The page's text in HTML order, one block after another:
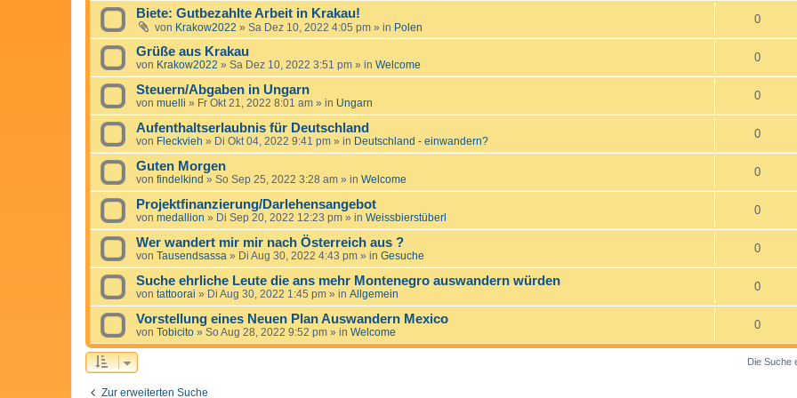
Biete: Gutbezahlte Arbeit in Krakau!
von Krakow2022 » Sa Dez 10, 2022 4:05 pm » in Polen
0
Grüße aus Krakau
von Krakow2022 » Sa Dez 10, 2022 3:51 pm » in Welcome
0
Steuern/Abgaben in Ungarn
von muelli » Fr Okt 21, 2022 8:01 am » in Ungarn
0
Aufenthaltserlaubnis für Deutschland
von Fleckvieh » Di Okt 04, 2022 9:41 pm » in Deutschland - einwandern?
0
Guten Morgen
von findelkind » So Sep 25, 2022 3:28 am » in Welcome
0
Projektfinanzierung/Darlehensangebot
von medallion » Di Sep 20, 2022 12:23 pm » in Weissbierstüberl
0
Wer wandert mir mir nach Österreich aus ?
von Tausendsassa » Di Aug 30, 2022 4:43 pm » in Gesuche
0
Suche ehrliche Leute die ans mehr Montenegro auswandern würden
von tattoorai » Di Aug 30, 2022 1:45 pm » in Allgemein
0
Vorstellung eines Neuen Plan Auswandern Mexico
von Tobicito » So Aug 28, 2022 9:52 pm » in Welcome
0
Die Suche
Zur erweiterten Suche